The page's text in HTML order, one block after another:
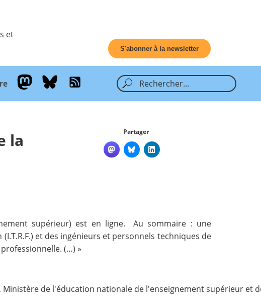
et
S'abonner à la newsletter
la
Partager
supérieur) est en ligne. Au sommaire : une
et des ingénieurs et personnels techniques de
(…) »
, Ministère de l'éducation nationale de l'enseignement supérieur et